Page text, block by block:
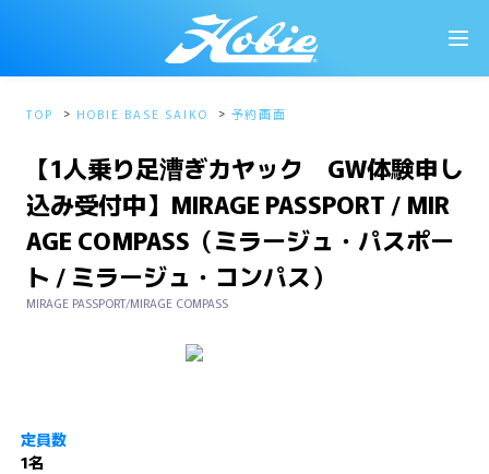
TOP HOBIE BASE SAIKO 予約画面
【1人乗り足漕ぎカヤック GW体験申し
込み受付中】MIRAGE PASSPORT / MIR
AGE COMPASS（ミラージュ・パスポー
ト / ミラージュ・コンパス）
MIRAGE PASSPORT/MIRAGE COMPASS
定員数
1名